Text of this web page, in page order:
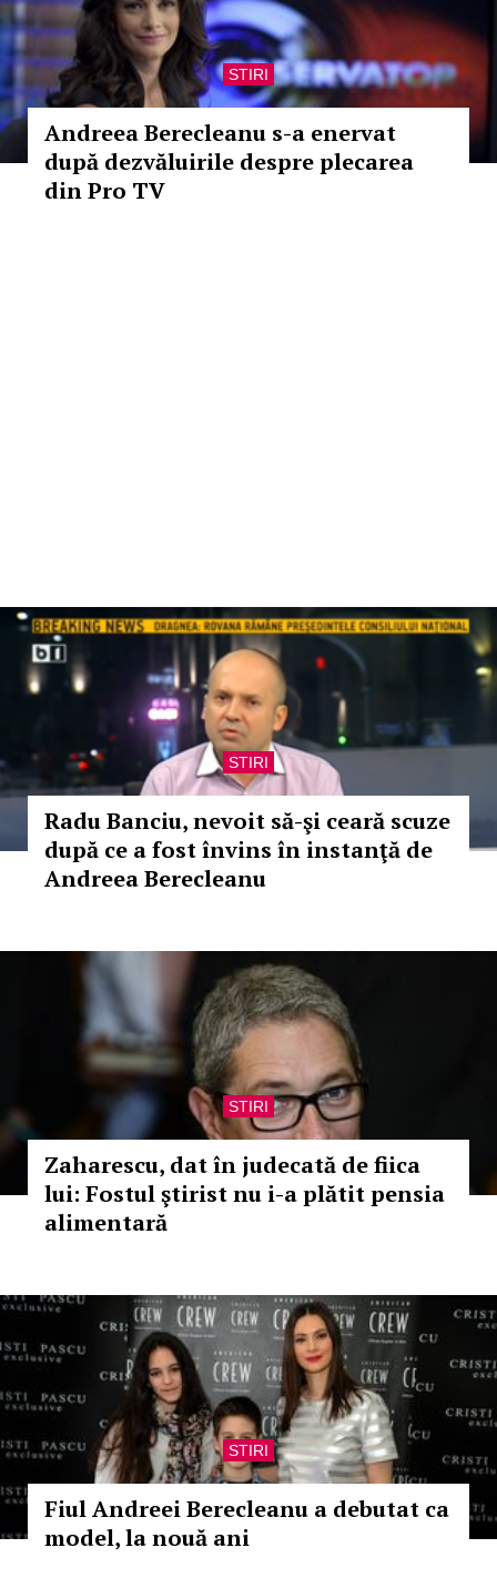
STIRI
Andreea Berecleanu s-a enervat
după dezvăluirile despre plecarea
din Pro TV
STIRI
Radu Banciu, nevoit să-şi ceară scuze
după ce a fost învins în instanţă de
Andreea Berecleanu
STIRI
Zaharescu, dat în judecată de fiica
lui: Fostul ştirist nu i-a plătit pensia
alimentară
STIRI
Fiul Andreei Berecleanu a debutat ca
model, la nouă ani